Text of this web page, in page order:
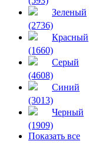
Зеленый
(2736)
Красный
(1660)
Серый
(4608)
Синий
(3013)
Черный
(1909)
Показать все